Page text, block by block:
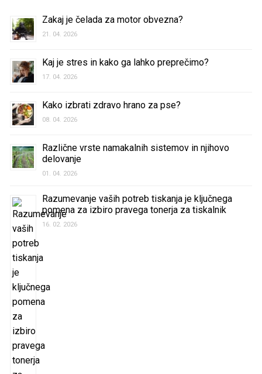
Zakaj je čelada za motor obvezna?
21. 04. 2026
Kaj je stres in kako ga lahko preprečimo?
17. 04. 2026
Kako izbrati zdravo hrano za pse?
08. 04. 2026
Različne vrste namakalnih sistemov in njihovo
delovanje
01. 04. 2026
Razumevanje vaših potreb tiskanja je ključnega
pomena za izbiro pravega tonerja za tiskalnik
16. 02. 2026